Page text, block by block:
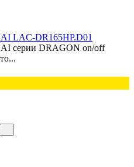
LAC-DR165HP.D01
серии DRAGON on/off